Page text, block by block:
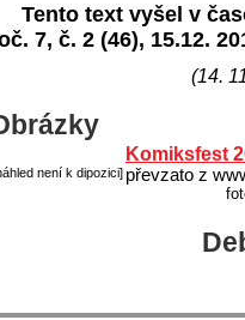
Tento text vyšel v
7, č. 2 (46), 15.12.
(14.
není k dipozici]
Komiksfest
převzato z